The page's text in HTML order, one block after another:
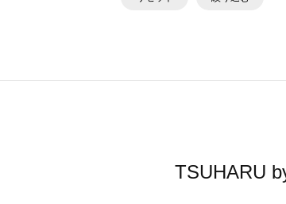
TSUHARU